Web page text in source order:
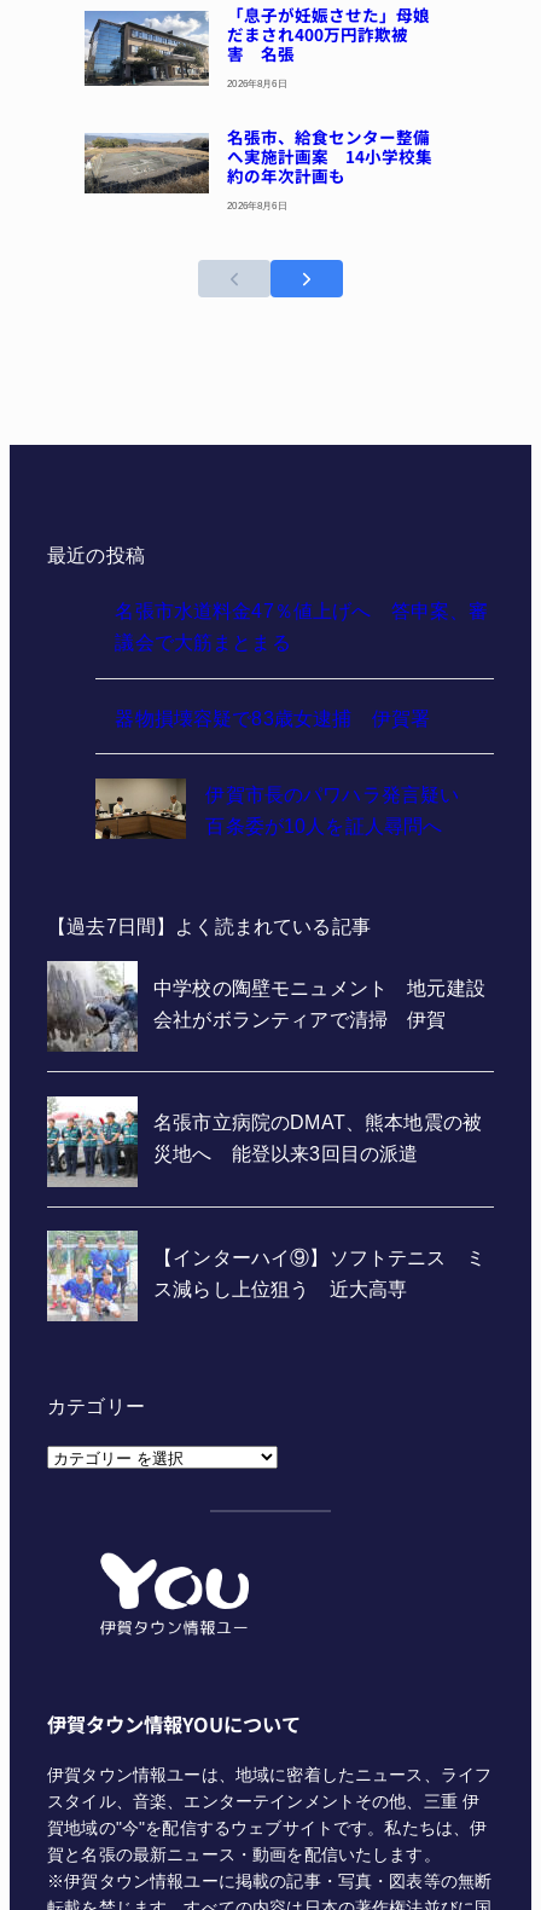
「息子が妊娠させた」母娘
だまされ400万円詐欺被
害 名張
2026年8月6日
名張市、給食センター整備
へ実施計画案 14小学校集
約の年次計画も
2026年8月6日
最近の投稿
名張市水道料金47％値上げへ 答申案、審
議会で大筋まとまる
器物損壊容疑で83歳女逮捕 伊賀署
伊賀市長のパワハラ発言疑い
百条委が10人を証人尋問へ
【過去7日間】よく読まれている記事
カテゴリー
カ
伊賀タウン情報YOUについて
伊賀タウン情報ユーは、地域に密着したニュース、ライフ
スタイル、音楽、エンターテインメントその他、三重 伊
賀地域の"今"を配信するウェブサイトです。私たちは、伊
賀と名張の最新ニュース・動画を配信いたします。
※伊賀タウン情報ユーに掲載の記事・写真・図表等の無断